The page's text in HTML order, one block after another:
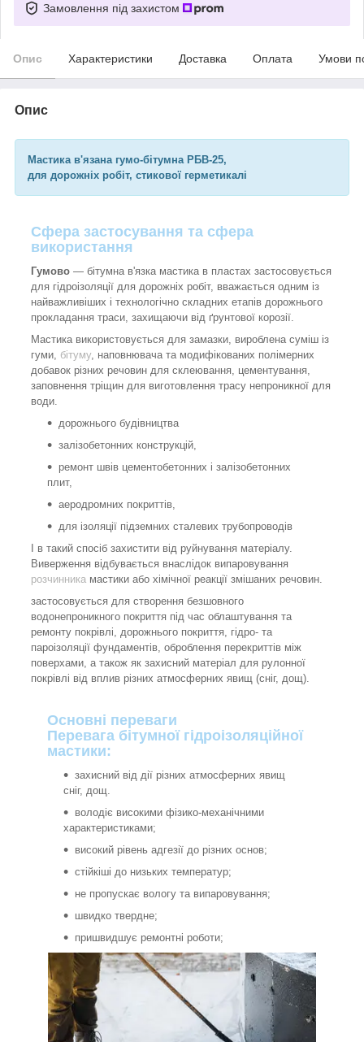
Замовлення під захистом
Опис Характеристики Доставка Оплата Умови
Опис
Мастика в'язана гумо-бітумна РБВ-25,
для дорожніх робіт, стикової герметикалі
Сфера застосування та сфера
використання
Гумово — бітумна в'язка мастика в пластах застосовується
для гідроізоляції для дорожніх робіт, вважається одним із
найважливіших і технологічно складних етапів дорожнього
прокладання траси, захищаючи від ґрунтової корозії.
Мастика використовується для замазки, вироблена суміш із
гуми, бітуму , наповнювача та модифікованих полімерних
добавок різних речовин для склеювання, цементування,
заповнення тріщин для виготовлення трасу непроникної для
води.
дорожнього будівництва
залізобетонних конструкцій,
ремонт швів цементобетонних і залізобетонних
плит,
аеродромних покриттів,
для ізоляції підземних сталевих трубопроводів
І в такий спосіб захистити від руйнування матеріалу.
Виверження відбувається внаслідок випаровування
розчинника мастики або хімічної реакції змішаних речовин.
застосовується для створення безшовного
водонепроникного покриття під час облаштування та
ремонту покрівлі, дорожнього покриття, гідро- та
пароізоляції фундаментів, оброблення перекриттів між
поверхами, а також як захисний матеріал для рулонної
покрівлі від вплив різних атмосферних явищ (сніг, дощ).
Основні переваги
Перевага бітумної гідроізоляційної
мастики:
захисний від дії різних атмосферних явищ
сніг, дощ.
володіє високими фізико-механічними
характеристиками;
високий рівень адгезії до різних основ;
стійкіші до низьких температур;
не пропускає вологу та випаровування;
швидко твердне;
пришвидшує ремонтні роботи;